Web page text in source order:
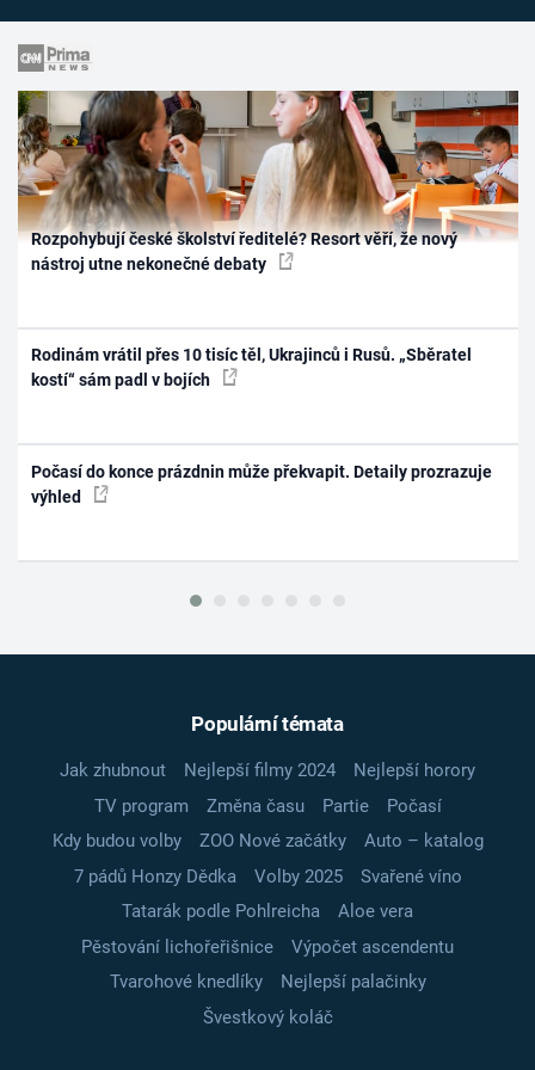
Rozpohybují české školství ředitelé? Resort věří, že nový
nástroj utne nekonečné debaty
Rodinám vrátil přes 10 tisíc těl, Ukrajinců i Rusů. „Sběratel
kostí“ sám padl v bojích
Počasí do konce prázdnin může překvapit. Detaily prozrazuje
výhled
Populární témata
Jak zhubnout Nejlepší filmy 2024
Nejlepší horory
TV program
Změna času Partie
Počasí
Kdy budou volby
ZOO Nové začátky
Auto – katalog
7 pádů Honzy Dědka
Volby 2025
Svařené víno
Tatarák podle Pohlreicha
Aloe vera
Pěstování lichořeřišnice
Výpočet ascendentu
Tvarohové knedlíky
Nejlepší palačinky
Švestkový koláč